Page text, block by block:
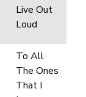
Live Out
Loud
To All
The Ones
That I